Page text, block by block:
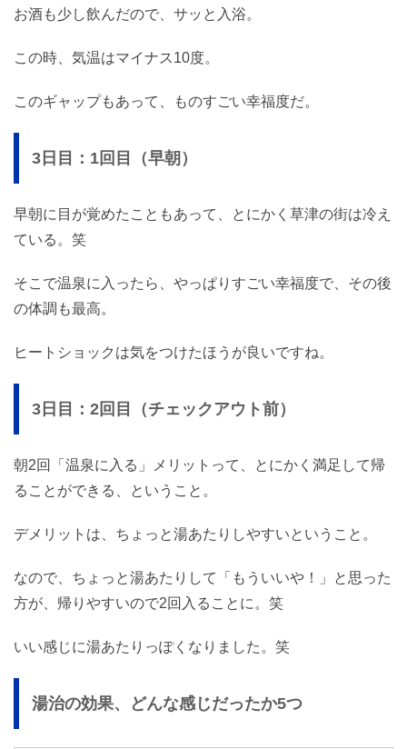
お酒も少し飲んだので、サッと入浴。
この時、気温はマイナス10度。
このギャップもあって、ものすごい幸福度だ。
3日目：1回目（早朝）
早朝に目が覚めたこともあって、とにかく草津の街は冷え
ている。笑
そこで温泉に入ったら、やっぱりすごい幸福度で、その後
の体調も最高。
ヒートショックは気をつけたほうが良いですね。
3日目：2回目（チェックアウト前）
朝2回「温泉に入る」メリットって、とにかく満足して帰
ることができる、ということ。
デメリットは、ちょっと湯あたりしやすいということ。
なので、ちょっと湯あたりして「もういいや！」と思った
方が、帰りやすいので2回入ることに。笑
いい感じに湯あたりっぽくなりました。笑
湯治の効果、どんな感じだったか5つ